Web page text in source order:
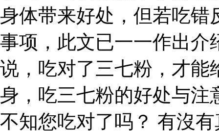
身体带来好处，但若吃错
事项，此文已一一作出介
说，吃对了三七粉，才能
身，吃三七粉的好处与注
不知您吃对了吗？ 有沒